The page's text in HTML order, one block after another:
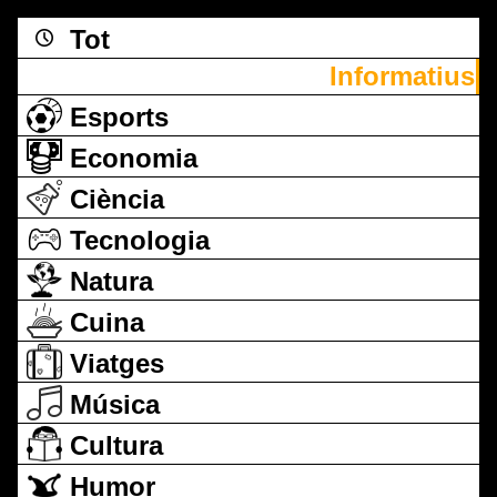
Tot
Informatius
Esports
Economia
Ciència
Tecnologia
Natura
Cuina
Viatges
Música
Cultura
Humor